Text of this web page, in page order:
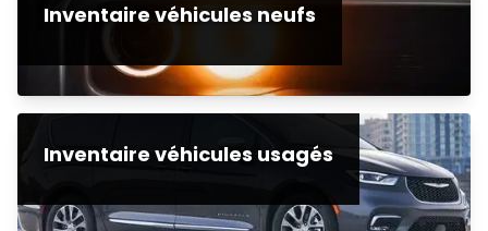
Inventaire véhicules neufs
Inventaire véhicules usagés